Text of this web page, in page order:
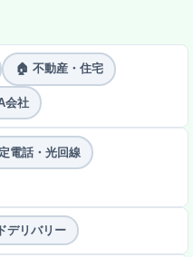
🏠 不動産・住宅
会社
電話・光回線
デリバリー